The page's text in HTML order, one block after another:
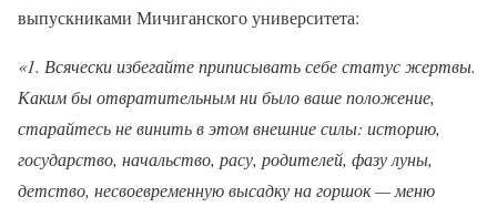
выпускниками Мичиганского университета:
«1. Всячески избегайте приписывать себе статус жертвы.
Каким бы отвратительным ни было ваше положение,
старайтесь не винить в этом внешние силы: историю,
государство, начальство, расу, родителей, фазу луны,
детство, несвоевременную высадку на горшок — меню